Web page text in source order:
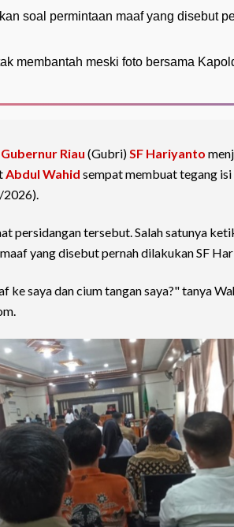
soal permintaan maaf yang disebut
membantah meski foto bersama
Riau (Gubri)SF Hariyanto
Abdul Wahid sempat membuat tegang
2026).
persidangan tersebut. Salah satunya
yang disebut pernah dilakukan SF
ke saya dan cium tangan saya?" tanya